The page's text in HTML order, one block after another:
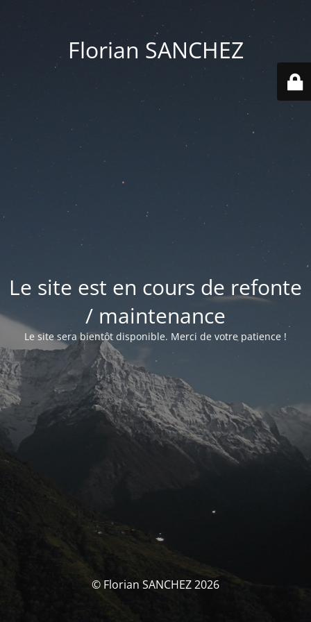
Florian SANCHEZ
Le site est en cours de refonte
/ maintenance
Le site sera bientôt disponible. Merci de votre patience !
© Florian SANCHEZ 2026